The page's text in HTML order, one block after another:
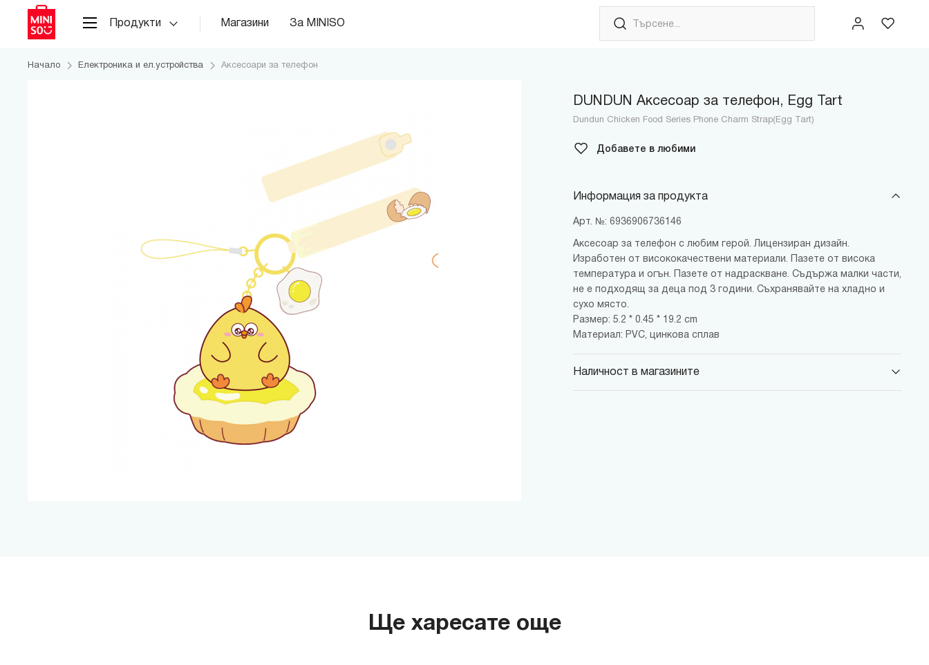
Продукти Магазини За MINISO
Начало Електроника и ел.устройства Аксесоари за телефон
DUNDUN Аксесоар за телефон, Egg Tart
Dundun Chicken Food Series Phone Charm Strap(Egg Tart)
Добавете в любими
Информация за продукта
Арт. №: 6936906736146
Аксесоар за телефон с любим герой. Лицензиран дизайн.
Изработен от висококачествени материали. Пазете от висока
температура и огън. Пазете от надраскване. Съдържа малки части,
не е подходящ за деца под 3 години. Съхранявайте на хладно и
сухо място.
Размер: 5.2 * 0.45 * 19.2 cm
Материал: PVC, цинкова сплав
Наличност в магазините
Ще харесате още